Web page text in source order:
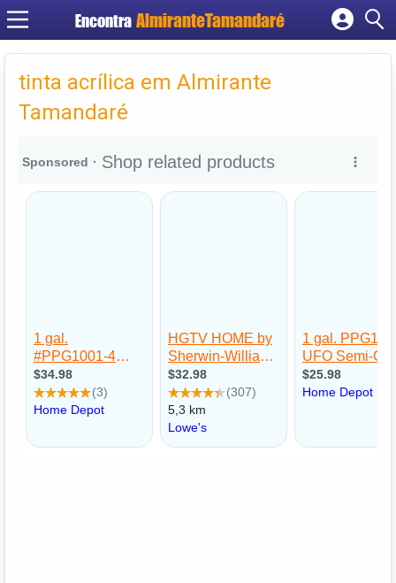
Encontra
Cadastrar empresa
Criar conta
tinta acrílica em Almirante
Tamandaré